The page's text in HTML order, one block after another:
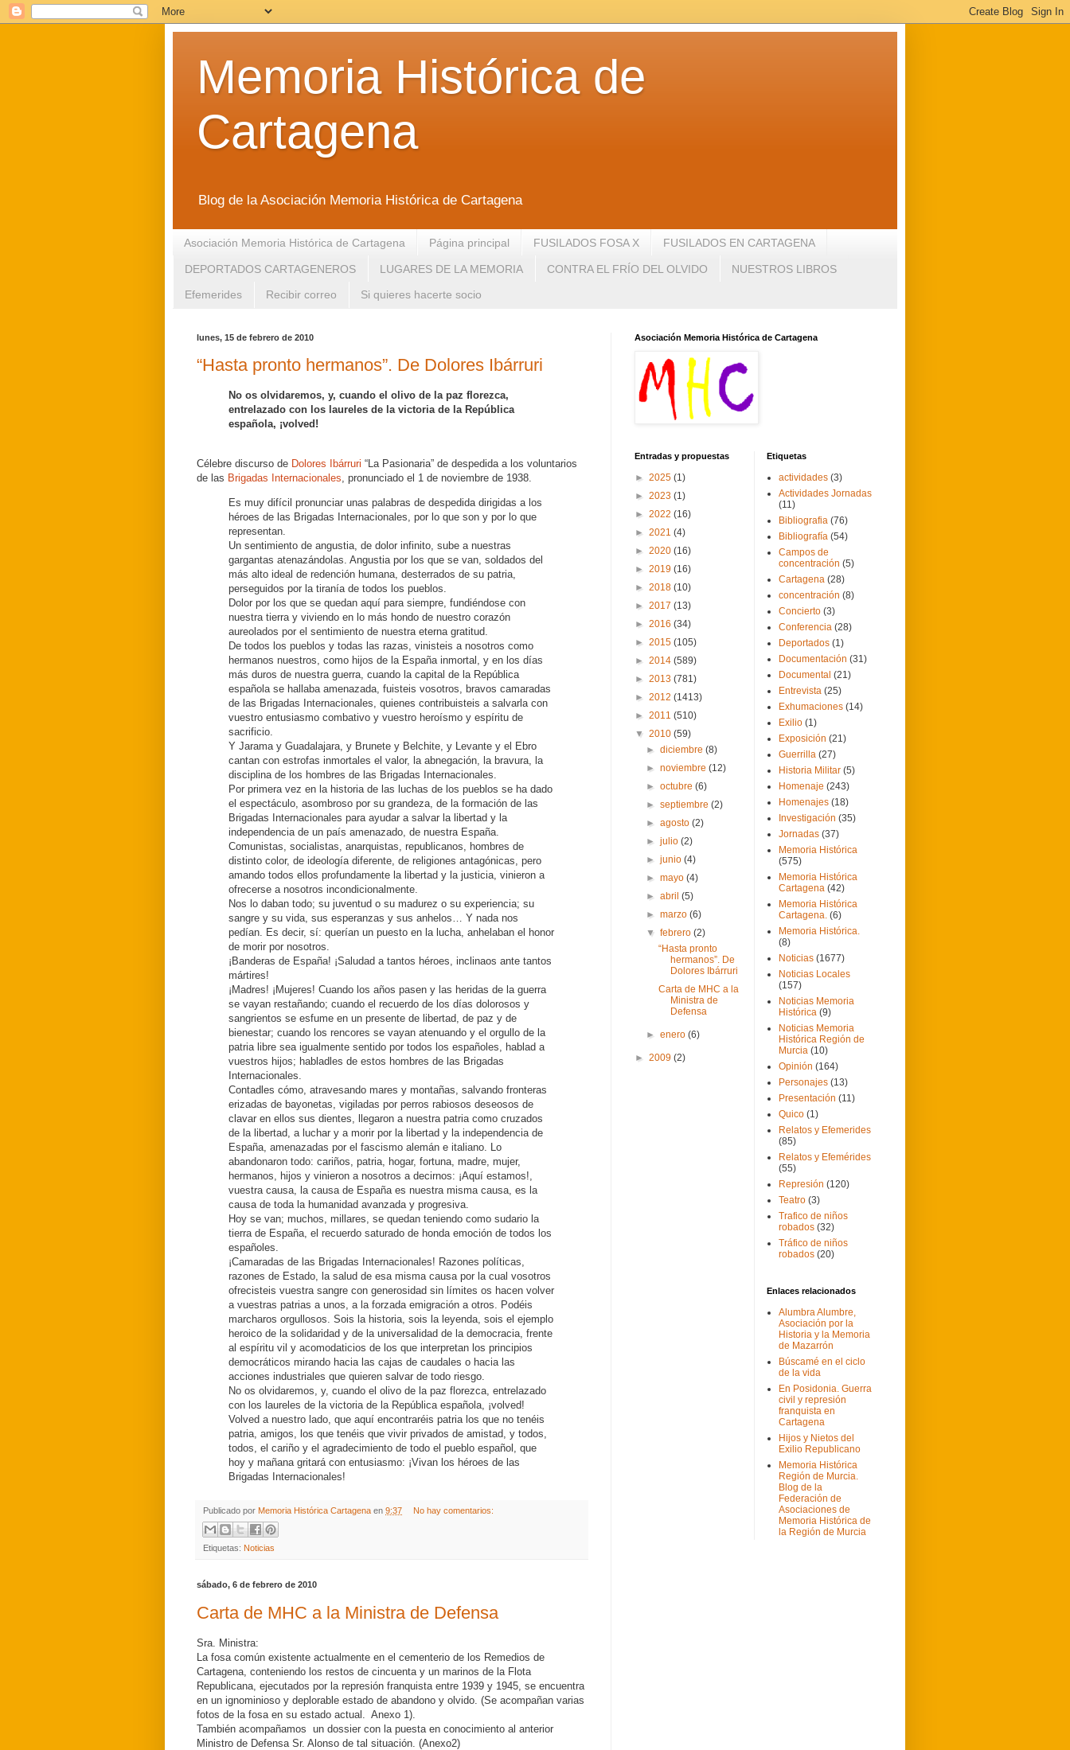
Memoria Histórica de
Cartagena
Blog de la Asociación Memoria Histórica de Cartagena
Asociación Memoria Histórica de Cartagena Página principal FUSILADOS FOSA X FUSILADOS EN CARTAGENA
DEPORTADOS CARTAGENEROS LUGARES DE LA MEMORIA CONTRA EL FRÍO DEL OLVIDO NUESTROS LIBROS
Efemerides Recibir correo Si quieres hacerte socio
lunes, 15 de febrero de 2010
“Hasta pronto hermanos”. De Dolores Ibárruri
No os olvidaremos, y, cuando el olivo de la paz florezca,
entrelazado con los laureles de la victoria de la República
española, ¡volved!
Célebre discurso de Dolores Ibárruri “La Pasionaria” de despedida a los voluntarios
de las Brigadas Internacionales , pronunciado el 1 de noviembre de 1938.
Es muy difícil pronunciar unas palabras de despedida dirigidas a los
héroes de las Brigadas Internacionales, por lo que son y por lo que
representan.
Un sentimiento de angustia, de dolor infinito, sube a nuestras
gargantas atenazándolas. Angustia por los que se van, soldados del
más alto ideal de redención humana, desterrados de su patria,
perseguidos por la tiranía de todos los pueblos.
Dolor por los que se quedan aquí para siempre, fundiéndose con
nuestra tierra y viviendo en lo más hondo de nuestro corazón
aureolados por el sentimiento de nuestra eterna gratitud.
De todos los pueblos y todas las razas, vinisteis a nosotros como
hermanos nuestros, como hijos de la España inmortal, y en los días
más duros de nuestra guerra, cuando la capital de la República
española se hallaba amenazada, fuisteis vosotros, bravos camaradas
de las Brigadas Internacionales, quienes contribuisteis a salvarla con
vuestro entusiasmo combativo y vuestro heroísmo y espíritu de
sacrificio.
Y Jarama y Guadalajara, y Brunete y Belchite, y Levante y el Ebro
cantan con estrofas inmortales el valor, la abnegación, la bravura, la
disciplina de los hombres de las Brigadas Internacionales.
Por primera vez en la historia de las luchas de los pueblos se ha dado
el espectáculo, asombroso por su grandeza, de la formación de las
Brigadas Internacionales para ayudar a salvar la libertad y la
independencia de un país amenazado, de nuestra España.
Comunistas, socialistas, anarquistas, republicanos, hombres de
distinto color, de ideología diferente, de religiones antagónicas, pero
amando todos ellos profundamente la libertad y la justicia, vinieron a
ofrecerse a nosotros incondicionalmente.
Nos lo daban todo; su juventud o su madurez o su experiencia; su
sangre y su vida, sus esperanzas y sus anhelos… Y nada nos
pedían. Es decir, sí: querían un puesto en la lucha, anhelaban el honor
de morir por nosotros.
¡Banderas de España! ¡Saludad a tantos héroes, inclinaos ante tantos
mártires!
¡Madres! ¡Mujeres! Cuando los años pasen y las heridas de la guerra
se vayan restañando; cuando el recuerdo de los días dolorosos y
sangrientos se esfume en un presente de libertad, de paz y de
bienestar; cuando los rencores se vayan atenuando y el orgullo de la
patria libre sea igualmente sentido por todos los españoles, hablad a
vuestros hijos; habladles de estos hombres de las Brigadas
Internacionales.
Contadles cómo, atravesando mares y montañas, salvando fronteras
erizadas de bayonetas, vigiladas por perros rabiosos deseosos de
clavar en ellos sus dientes, llegaron a nuestra patria como cruzados
de la libertad, a luchar y a morir por la libertad y la independencia de
España, amenazadas por el fascismo alemán e italiano. Lo
abandonaron todo: cariños, patria, hogar, fortuna, madre, mujer,
hermanos, hijos y vinieron a nosotros a decirnos: ¡Aquí estamos!,
vuestra causa, la causa de España es nuestra misma causa, es la
causa de toda la humanidad avanzada y progresiva.
Hoy se van; muchos, millares, se quedan teniendo como sudario la
tierra de España, el recuerdo saturado de honda emoción de todos los
españoles.
¡Camaradas de las Brigadas Internacionales! Razones políticas,
razones de Estado, la salud de esa misma causa por la cual vosotros
ofrecisteis vuestra sangre con generosidad sin límites os hacen volver
a vuestras patrias a unos, a la forzada emigración a otros. Podéis
marcharos orgullosos. Sois la historia, sois la leyenda, sois el ejemplo
heroico de la solidaridad y de la universalidad de la democracia, frente
al espíritu vil y acomodaticios de los que interpretan los principios
democráticos mirando hacia las cajas de caudales o hacia las
acciones industriales que quieren salvar de todo riesgo.
No os olvidaremos, y, cuando el olivo de la paz florezca, entrelazado
con los laureles de la victoria de la República española, ¡volved!
Volved a nuestro lado, que aquí encontraréis patria los que no tenéis
patria, amigos, los que tenéis que vivir privados de amistad, y todos,
todos, el cariño y el agradecimiento de todo el pueblo español, que
hoy y mañana gritará con entusiasmo: ¡Vivan los héroes de las
Brigadas Internacionales!
Publicado por Memoria Histórica Cartagena en 9:37 No hay comentarios:
Etiquetas: Noticias
sábado, 6 de febrero de 2010
Carta de MHC a la Ministra de Defensa
Sra. Ministra:
La fosa común existente actualmente en el cementerio de los Remedios de
Cartagena, conteniendo los restos de cincuenta y un marinos de la Flota
Republicana, ejecutados por la represión franquista entre 1939 y 1945, se encuentra
en un ignominioso y deplorable estado de abandono y olvido. (Se acompañan varias
fotos de la fosa en su estado actual. Anexo 1).
También acompañamos un dossier con la puesta en conocimiento al anterior
Ministro de Defensa Sr. Alonso de tal situación. (Anexo2)
Asociación Memoria Histórica de Cartagena
Entradas y propuestas
► 2025 (1)
► 2023 (1)
► 2022 (16)
► 2021 (4)
► 2020 (16)
► 2019 (16)
► 2018 (10)
► 2017 (13)
► 2016 (34)
► 2015 (105)
► 2014 (589)
► 2013 (781)
► 2012 (1413)
► 2011 (510)
▼ 2010 (59)
►diciembre(8)
►noviembre(12)
►octubre(6)
►septiembre(2)
►agosto(2)
►julio(2)
►junio(4)
►mayo(4)
►abril(5)
►marzo(6)
▼febrero(2)
“Hasta pronto
hermanos”. De
Dolores Ibárruri
Carta de MHC a la
Ministra de
Defensa
►enero(6)
► 2009 (2)
Etiquetas
actividades (3)
Actividades Jornadas
(11)
Bibliografia (76)
Bibliografía (54)
Campos de
concentración (5)
Cartagena (28)
concentración (8)
Concierto (3)
Conferencia (28)
Deportados (1)
Documentación (31)
Documental (21)
Entrevista (25)
Exhumaciones (14)
Exilio (1)
Exposición (21)
Guerrilla (27)
Historia Militar (5)
Homenaje (243)
Homenajes (18)
Investigación (35)
Jornadas (37)
Memoria Histórica
(575)
Memoria Histórica
Cartagena (42)
Memoria Histórica
Cartagena. (6)
Memoria Histórica.
(8)
Noticias (1677)
Noticias Locales
(157)
Noticias Memoria
Histórica (9)
Noticias Memoria
Histórica Región de
Murcia (10)
Opinión (164)
Personajes (13)
Presentación (11)
Quico (1)
Relatos y Efemerides
(85)
Relatos y Efemérides
(55)
Represión (120)
Teatro (3)
Trafico de niños
robados (32)
Tráfico de niños
robados (20)
Enlaces relacionados
Alumbra Alumbre,
Asociación por la
Historia y la Memoria
de Mazarrón
Búscamé en el ciclo
de la vida
En Posidonia. Guerra
civil y represión
franquista en
Cartagena
Hijos y Nietos del
Exilio Republicano
Memoria Histórica
Región de Murcia.
Blog de la
Federación de
Asociaciones de
Memoria Histórica de
la Región de Murcia